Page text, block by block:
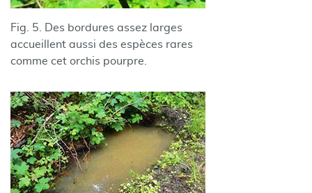
Fig. 5. Des bordures assez larges
accueillent aussi des espèces rares
comme cet orchis pourpre.